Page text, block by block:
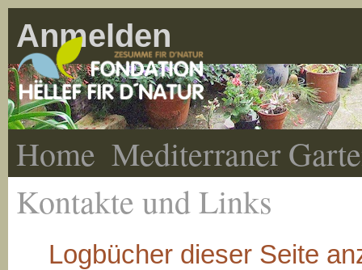
Anmelden
Home Mediterraner
Kontakte und Links
Logbücher dieser Seite